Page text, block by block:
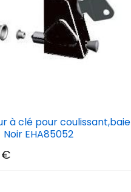
à clé pour coulissant,baie
EHA85052
€